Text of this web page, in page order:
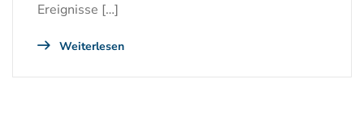
Ereignisse […]
Weiterlesen